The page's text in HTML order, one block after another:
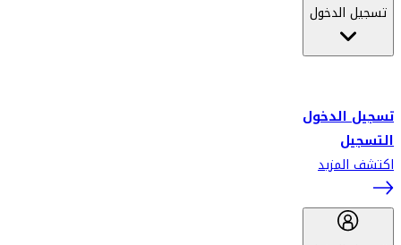
تسجيل الدخول
تسجيل الدخول
التسجيل
اكتشف المزيد